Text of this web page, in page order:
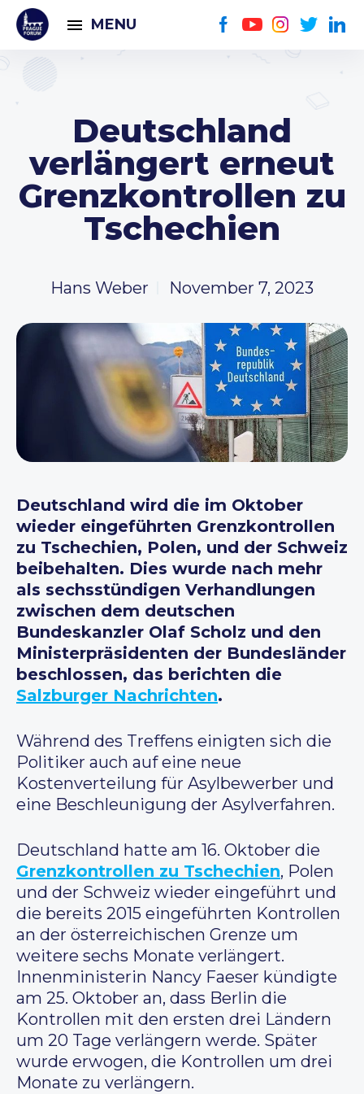
MENU
Deutschland
verlängert erneut
Grenzkontrollen zu
Tschechien
Hans Weber November 7, 2023
Deutschland wird die im Oktober
wieder eingeführten Grenzkontrollen
zu Tschechien, Polen, und der Schweiz
beibehalten. Dies wurde nach mehr
als sechsstündigen Verhandlungen
zwischen dem deutschen
Bundeskanzler Olaf Scholz und den
Ministerpräsidenten der Bundesländer
beschlossen, das berichten die
Salzburger Nachrichten.
Während des Treffens einigten sich die
Politiker auch auf eine neue
Kostenverteilung für Asylbewerber und
eine Beschleunigung der Asylverfahren.
Deutschland hatte am 16. Oktober die
Grenzkontrollen zu Tschechien, Polen
und der Schweiz wieder eingeführt und
die bereits 2015 eingeführten Kontrollen
an der österreichischen Grenze um
weitere sechs Monate verlängert.
Innenministerin Nancy Faeser kündigte
am 25. Oktober an, dass Berlin die
Kontrollen mit den ersten drei Ländern
um 20 Tage verlängern werde. Später
wurde erwogen, die Kontrollen um drei
Monate zu verlängern.